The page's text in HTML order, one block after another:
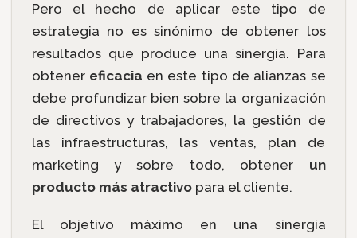
Pero el hecho de aplicar este tipo de
estrategia no es sinónimo de obtener los
resultados que produce una sinergia. Para
obtener eficacia en este tipo de alianzas se
debe profundizar bien sobre la organización
de directivos y trabajadores, la gestión de
las infraestructuras, las ventas, plan de
marketing y sobre todo, obtener un
producto más atractivopara el cliente.
El objetivo máximo en una sinergia